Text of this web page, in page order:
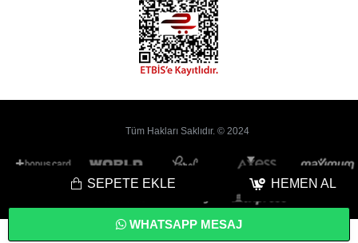
SEPETE EKLE HEMEN AL
WHATSAPP MESAJ
Tüm Hakları Saklıdır. © 2024